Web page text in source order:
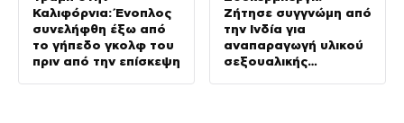
Καλιφόρνια: Ένοπλος
συνελήφθη έξω από
το γήπεδο γκολφ του
πριν από την επίσκεψη
Ζήτησε συγγνώμη από
την Ινδία για
αναπαραγωγή υλικού
σεξουαλικής